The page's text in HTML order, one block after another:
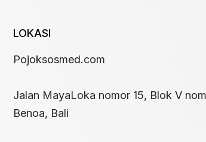
LOKASI
Pojoksosmed.com
Jalan MayaLoka nomor 15, Blok V
Benoa, Bali